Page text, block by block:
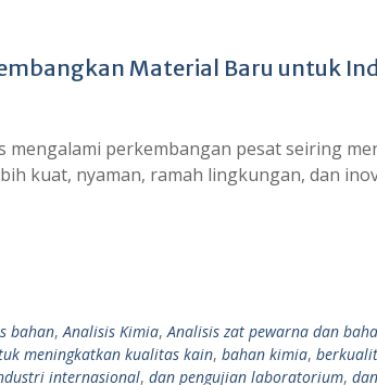
Material Baru untuk
mengalami perkembangan pesat seiring
kuat, nyaman, ramah lingkungan, dan
bahan, Analisis Kimia, Analisis zat pewarna dan
meningkatkan kualitas kain, bahan kimia,
internasional, dan pengujian laboratorium,